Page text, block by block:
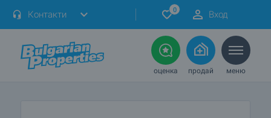
Контакти 0 Вход
оценка продай меню